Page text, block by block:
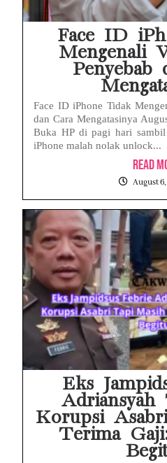
Face ID
Mengenali
Penyebab
Face ID iPhone Tidak
dan Cara Mengatasinya
Buka HP di pagi hari
iPhone malah nolak unlock...
Read
August 6,
Eks
Adriansyah
Korupsi
Terima